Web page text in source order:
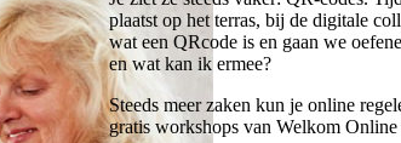
plaatst op het terras, bij de digitale
wat een QRcode is en gaan we
en wat kan ik ermee?
Steeds meer zaken kun je online
gratis workshops van Welkom Online